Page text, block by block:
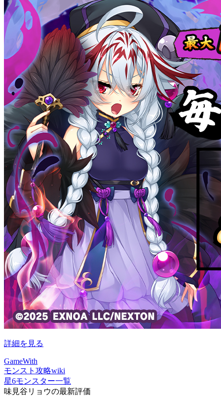
詳細を見る
GameWith
モンスト攻略wiki
星6モンスター一覧
味見谷リョウの最新評価